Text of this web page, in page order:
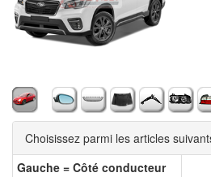
Choisissez parmi les articles
Gauche = Côté conducteur